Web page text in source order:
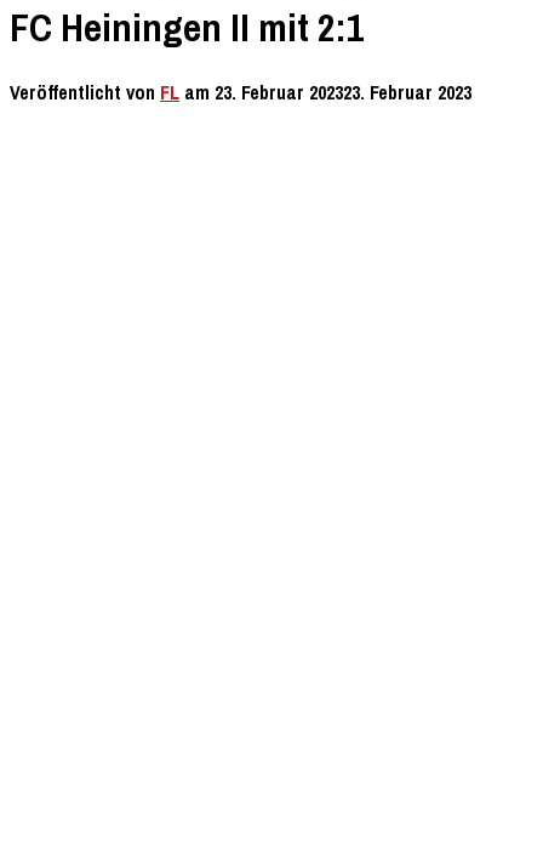
FC Heiningen II mit 2:1
Veröffentlicht von FL am 23. Februar 202323. Februar 2023